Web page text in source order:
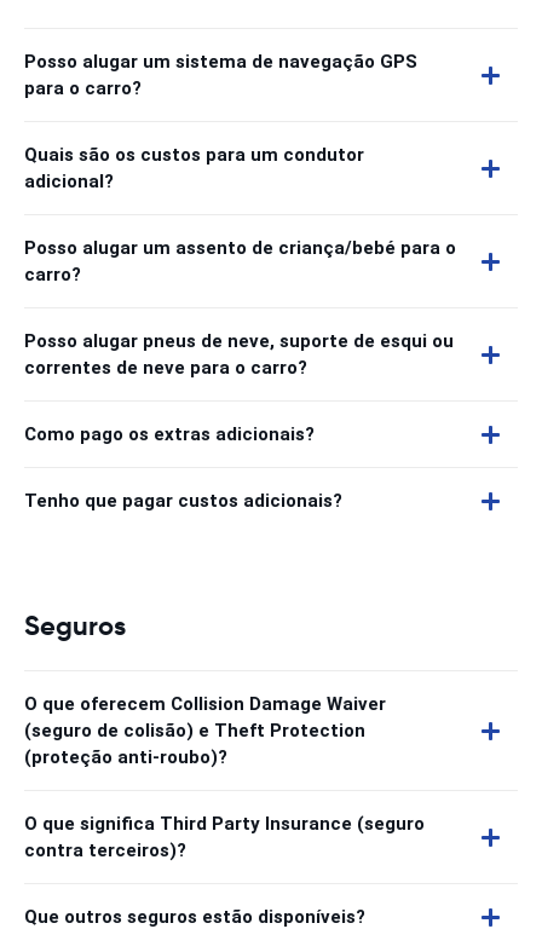
Posso alugar um sistema de navegação GPS
para o carro?
Quais são os custos para um condutor
adicional?
Posso alugar um assento de criança/bebé para o
carro?
Posso alugar pneus de neve, suporte de esqui ou
correntes de neve para o carro?
Como pago os extras adicionais?
Tenho que pagar custos adicionais?
Seguros
O que oferecem Collision Damage Waiver
(seguro de colisão) e Theft Protection
(proteção anti-roubo)?
O que significa Third Party Insurance (seguro
contra terceiros)?
Que outros seguros estão disponíveis?